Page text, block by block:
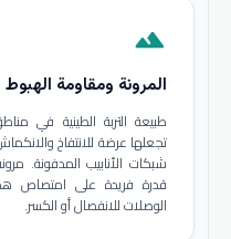
terrain
المرونة ومقاومة الهبوط
طبيعة التربة الطينية في
تجعلها عرضة للانتفاخ
قدرة فريدة على امتصاص
الوصلات للانفصال أو الكسر.